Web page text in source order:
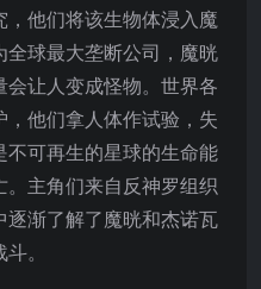
他们将该生物体浸入魔
球最大垄断公司，魔晄
让人变成怪物。世界各
他们拿人体作试验，失
可再生的星球的生命能
主角们来自反神罗组织
渐了解了魔晄和杰诺瓦
。